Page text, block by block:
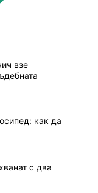
взе
как да
с два